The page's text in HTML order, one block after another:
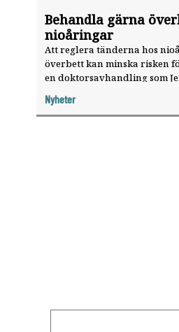
Behandla gärna
nioåringar
Att reglera tänderna hos
överbett kan minska risken
en doktorsavhandling som
Nyheter